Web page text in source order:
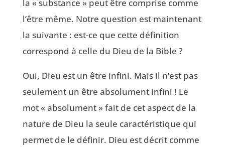
la « substance » peut être comprise comme
l’être même. Notre question est maintenant
la suivante : est-ce que cette définition
correspond à celle du Dieu de la Bible ?
Oui, Dieu est un être infini. Mais il n’est pas
seulement un être absolument infini ! Le
mot « absolument » fait de cet aspect de la
nature de Dieu la seule caractéristique qui
permet de le définir. Dieu est décrit comme